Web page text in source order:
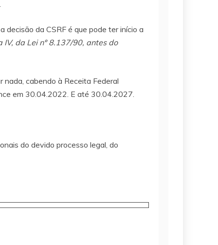
da CSRF é que pode ter início a
da Lei nº 8.137/90, antes do
cabendo à Receita Federal
em 30.04.2022. E até 30.04.2027.
do devido processo legal, do